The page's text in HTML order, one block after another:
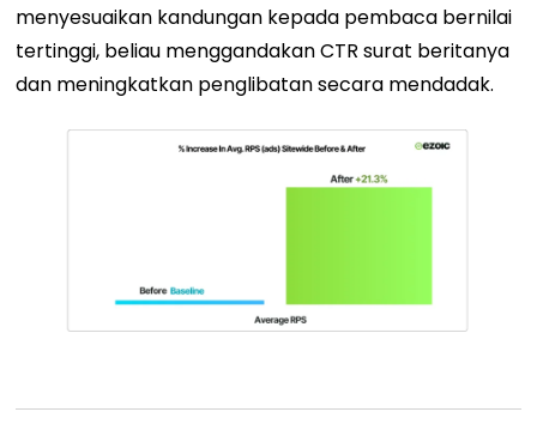
menyesuaikan kandungan kepada pembaca bernilai
tertinggi, beliau menggandakan CTR surat beritanya
dan meningkatkan penglibatan secara mendadak.